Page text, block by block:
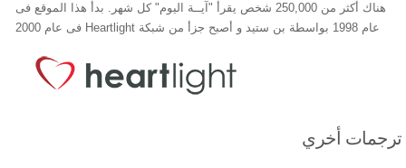
هناك أكثر من 250,000 شخص يقرأ "آيــة اليوم" كل شهر. بدأ هذا الموقع فى
عام 1998 بواسطة بن ستيد و أصبح جزأ من شبكة Heartlight فى عام 2000
ترجمات أخري